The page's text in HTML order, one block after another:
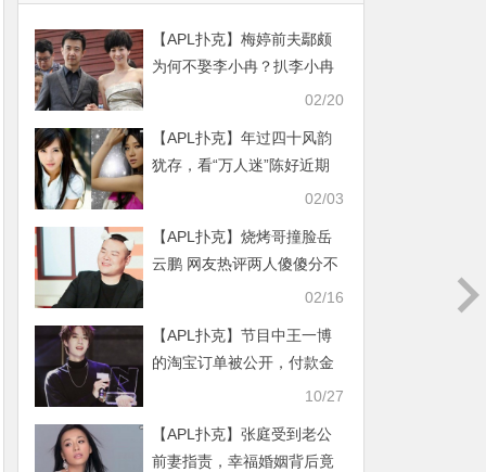
【APL扑克】梅婷前夫鄢颇
为何不娶李小冉？扒李小冉
02/20
【APL扑克】年过四十风韵
犹存，看“万人迷”陈好近期
02/03
【APL扑克】烧烤哥撞脸岳
云鹏 网友热评两人傻傻分不
02/16
【APL扑克】节目中王一博
的淘宝订单被公开，付款金
10/27
【APL扑克】张庭受到老公
前妻指责，幸福婚姻背后竟